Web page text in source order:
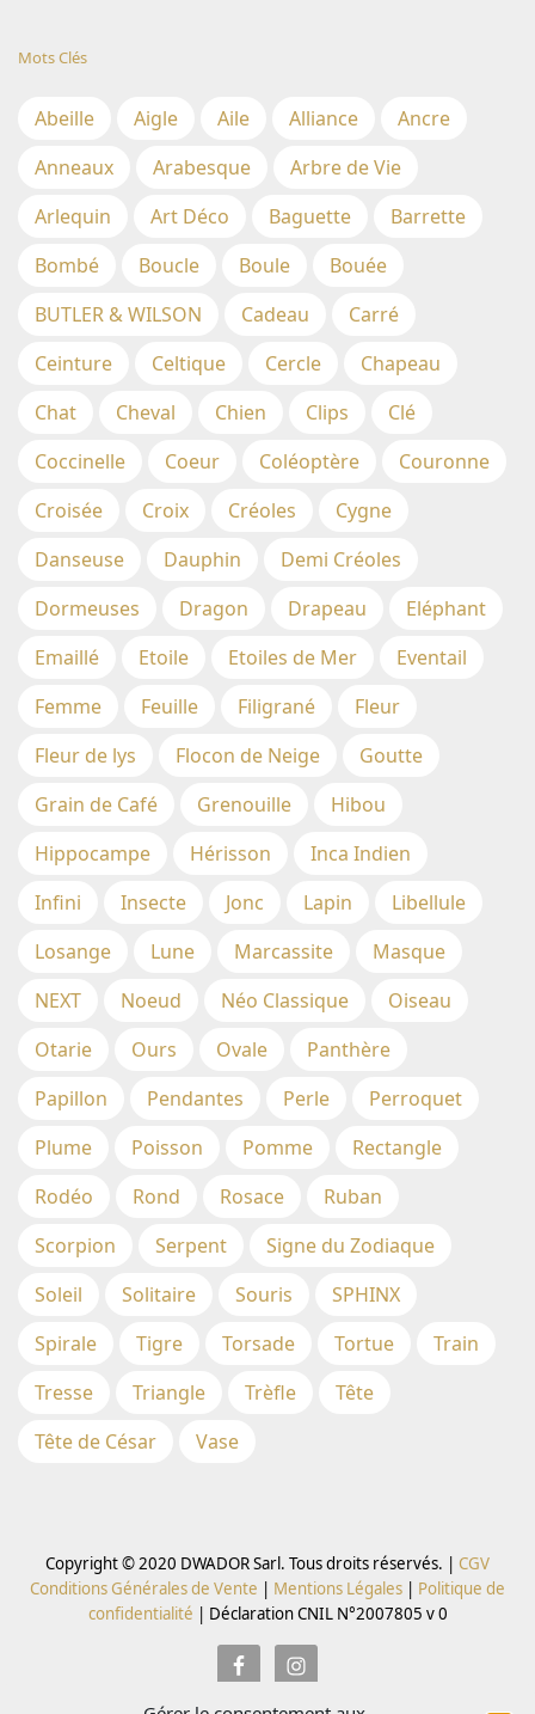
Mots Clés
Abeille Aigle Aile Alliance
Ancre
Anneaux
Arabesque
Arbre de Vie
Arlequin
Art Déco Baguette
Barrette
Bombé
Boucle Boule
Bouée
BUTLER & WILSON
Cadeau
Carré
Ceinture
Celtique Cercle
Chapeau
Chat
Cheval Chien Clips
Clé
Coccinelle
Coeur Coléoptère
Couronne
Croisée
Croix Créoles
Cygne
Danseuse
Dauphin
Demi Créoles
Dormeuses
Dragon Drapeau
Eléphant
Emaillé
Etoile Etoiles de Mer
Eventail
Femme
Feuille Filigrané
Fleur
Fleur de lys
Flocon de Neige
Goutte
Grain de Café
Grenouille
Hibou
Hippocampe
Hérisson
Inca Indien
Infini
Insecte Jonc Lapin
Libellule
Losange
Lune Marcassite
Masque
NEXT
Noeud Néo Classique
Oiseau
Otarie
Ours Ovale
Panthère
Papillon
Pendantes Perle
Perroquet
Plume
Poisson Pomme
Rectangle
Rodéo
Rond Rosace
Ruban
Scorpion
Serpent
Signe du Zodiaque
Soleil
Solitaire Souris
SPHINX
Spirale
Tigre Torsade Tortue
Train
Tresse
Triangle Trèfle
Tête
Tête de César
Vase
Copyright © 2020 DWADOR Sarl. Tous droits réservés. | CGV
Conditions Générales de Vente | Mentions Légales | Politique de
confidentialité | Déclaration CNIL N°2007805 v 0